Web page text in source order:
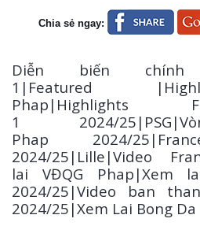
Chia sẻ ngay:
Diễn biến chính
1|Featured
Phap|Highlights
1
2024/25
Phap 2024/
2024/25|Lille|Video
lai VĐQG Phap|Xem
2024/25|Video ban
2024/25|Xem Lai Bong